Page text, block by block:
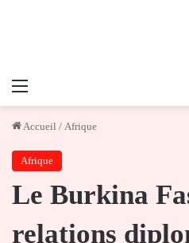
Menu
Accueil / Afrique
Afrique
Le Burkina
relations